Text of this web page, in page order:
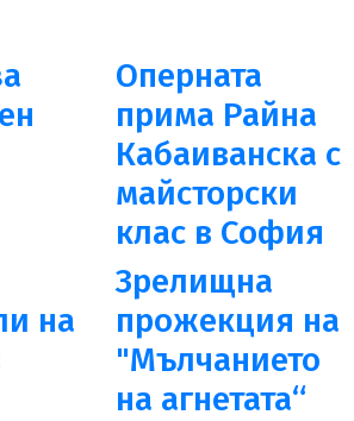
Оперната
прима Райна
Кабаиванска с
майсторски
клас в София
на
Зрелищна
прожекция на
"Мълчанието
на агнетата“